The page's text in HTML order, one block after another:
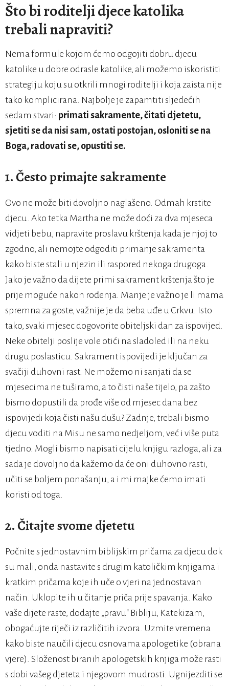
Što bi roditelji djece katolika
trebali napraviti?
Nema formule kojom ćemo odgojiti dobru djecu
katolike u dobre odrasle katolike, ali možemo iskoristiti
strategiju koju su otkrili mnogi roditelji i koja zaista nije
tako komplicirana. Najbolje je zapamtiti sljedećih
sedam stvari: primati sakramente, čitati djetetu,
sjetiti se da nisi sam, ostati postojan, osloniti se na
Boga, radovati se, opustiti se.
1. Često primajte sakramente
Ovo ne može biti dovoljno naglašeno. Odmah krstite
djecu. Ako tetka Martha ne može doći za dva mjeseca
vidjeti bebu, napravite proslavu krštenja kada je njoj to
zgodno, ali nemojte odgoditi primanje sakramenta
kako biste stali u njezin ili raspored nekoga drugoga.
Jako je važno da dijete primi sakrament krštenja što je
prije moguće nakon rođenja. Manje je važno je li mama
spremna za goste, važnije je da beba uđe u Crkvu. Isto
tako, svaki mjesec dogovorite obiteljski dan za ispovijed.
Neke obitelji poslije vole otići na sladoled ili na neku
drugu poslasticu. Sakrament ispovijedi je ključan za
svačiji duhovni rast. Ne možemo ni sanjati da se
mjesecima ne tuširamo, a to čisti naše tijelo, pa zašto
bismo dopustili da prođe više od mjesec dana bez
ispovijedi koja čisti našu dušu? Zadnje, trebali bismo
djecu voditi na Misu ne samo nedjeljom, već i više puta
tjedno. Mogli bismo napisati cijelu knjigu razloga, ali za
sada je dovoljno da kažemo da će oni duhovno rasti,
učiti se boljem ponašanju, a i mi majke ćemo imati
koristi od toga.
2. Čitajte svome djetetu
Počnite s jednostavnim biblijskim pričama za djecu dok
su mali, onda nastavite s drugim katoličkim knjigama i
kratkim pričama koje ih uče o vjeri na jednostavan
način. Uklopite ih u čitanje priča prije spavanja. Kako
vaše dijete raste, dodajte „pravu“ Bibliju, Katekizam,
obogaćujte riječi iz različitih izvora. Uzmite vremena
kako biste naučili djecu osnovama apologetike (obrana
vjere). Složenost biranih apologetskih knjiga može rasti
s dobi vašeg djeteta i njegovom mudrosti. Ugnijezditi se